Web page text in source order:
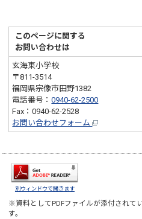
このページに関する
お問い合わせは
玄海東小学校
〒811-3514
福岡県宗像市田野1382
電話番号：0940-62-2500
Fax：0940-62-2528
お問い合わせフォーム
別ウィンドウで開きます
※資料としてPDFファイルが添付されて
す。